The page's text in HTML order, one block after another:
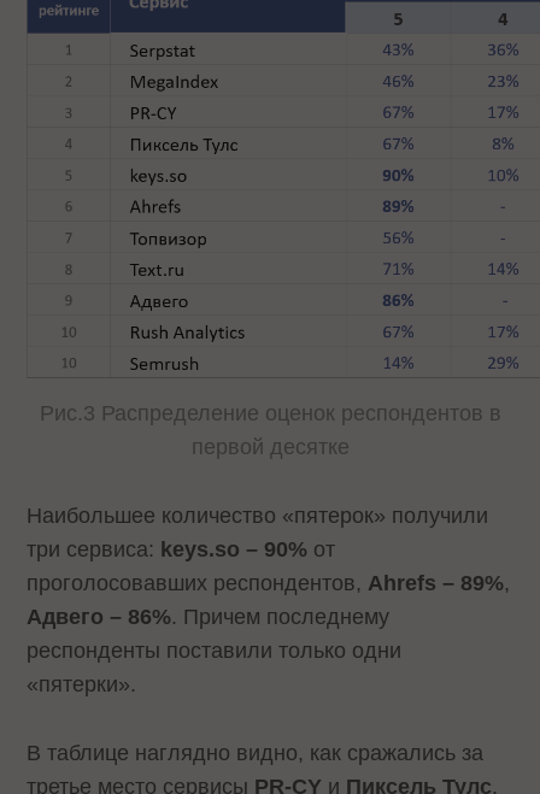
Рис.3 Распределение оценок респондентов в
первой десятке
Наибольшее количество «пятерок» получили
три сервиса: keys.so – 90% от
проголосовавших респондентов, Ahrefs – 89%,
Адвего – 86%. Причем последнему
респонденты поставили только одни
«пятерки».
В таблице наглядно видно, как сражались за
третье место сервисы PR-CY и Пиксель Тулс.